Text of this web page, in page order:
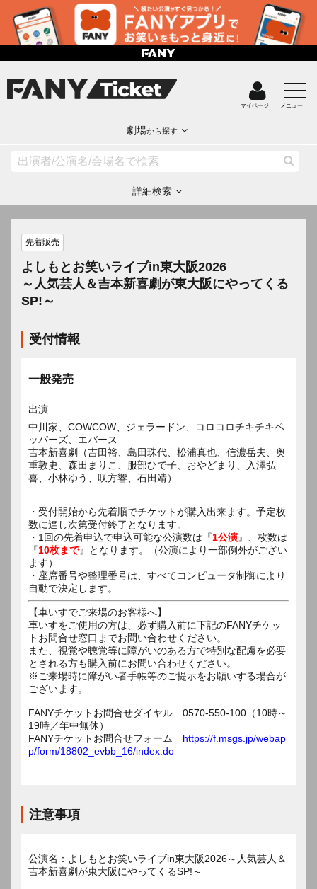
マイページ メニュー
劇場から探す
詳細検索
先着販売
よしもとお笑いライブin東大阪2026
～人気芸人＆吉本新喜劇が東大阪にやってくる
SP!～
受付情報
一般発売
出演
中川家、COWCOW、ジェラードン、コロコロチキチキペ
ッパーズ、エバース
吉本新喜劇（吉田裕、島田珠代、松浦真也、信濃岳夫、奥
重敦史、森田まりこ、服部ひで子、おやどまり、入澤弘
喜、小林ゆう、咲方響、石田靖）
・受付開始から先着順でチケットが購入出来ます。予定枚
数に達し次第受付終了となります。
・1回の先着申込で申込可能な公演数は『1公演』、枚数は
『10枚まで』となります。（公演により一部例外がござい
ます）
・座席番号や整理番号は、すべてコンピュータ制御により
自動で決定します。
【車いすでご来場のお客様へ】
車いすをご使用の方は、必ず購入前に下記のFANYチケッ
トお問合せ窓口までお問い合わせください。
また、視覚や聴覚等に障がいのある方で特別な配慮を必要
とされる方も購入前にお問い合わせください。
※ご来場時に障がい者手帳等のご提示をお願いする場合が
ございます。
FANYチケットお問合せダイヤル 0570-550-100（10時～
19時／年中無休）
FANYチケットお問合せフォーム https://f.msgs.jp/webap
p/form/18802_evbb_16/index.do
注意事項
公演名：よしもとお笑いライブin東大阪2026～人気芸人＆
吉本新喜劇が東大阪にやってくるSP!～